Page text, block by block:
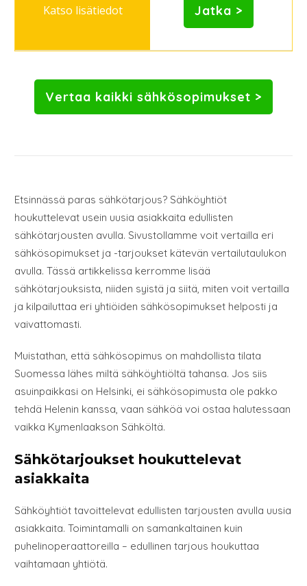
Jatka >
Vertaa kaikki sähkösopimukset >
Etsinnässä paras sähkötarjous? Sähköyhtiöt
houkuttelevat usein uusia asiakkaita edullisten
sähkötarjousten avulla. Sivustollamme voit vertailla eri
sähkösopimukset ja -tarjoukset kätevän vertailutaulukon
avulla. Tässä artikkelissa kerromme lisää
sähkötarjouksista, niiden syistä ja siitä, miten voit vertailla
ja kilpailuttaa eri yhtiöiden sähkösopimukset helposti ja
vaivattomasti.
Muistathan, että sähkösopimus on mahdollista tilata
Suomessa lähes miltä sähköyhtiöltä tahansa. Jos siis
asuinpaikkasi on Helsinki, ei sähkösopimusta ole pakko
tehdä Helenin kanssa, vaan sähköä voi ostaa halutessaan
vaikka Kymenlaakson Sähköltä.
Sähkötarjoukset houkuttelevat
asiakkaita
Sähköyhtiöt tavoittelevat edullisten tarjousten avulla uusia
asiakkaita. Toimintamalli on samankaltainen kuin
puhelinoperaattoreilla – edullinen tarjous houkuttaa
vaihtamaan yhtiötä.